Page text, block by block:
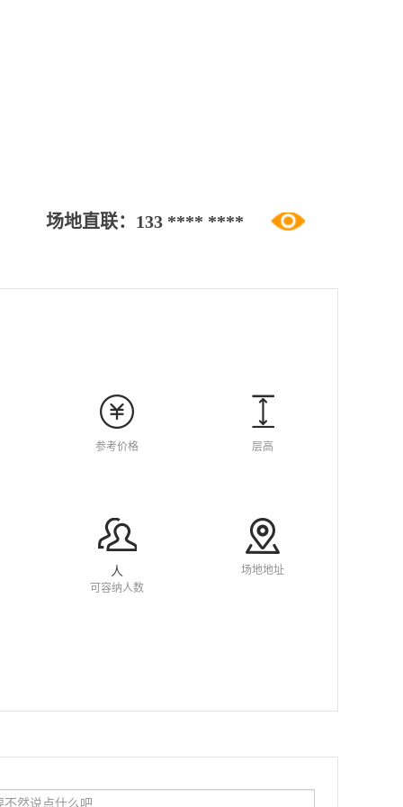
场地直联： 133 **** ****
参考价格 层高
人
可容纳人数
场地地址